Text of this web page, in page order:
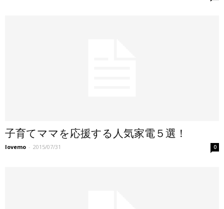
子育てママを応援する人気家電５選！
lovemo - 2015/07/31 0